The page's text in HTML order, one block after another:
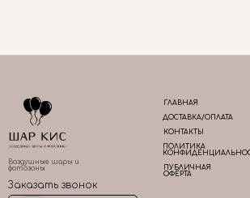
ГЛАВНАЯ
ДОСТАВКА/ОПЛАТА
КОНТАКТЫ
ПОЛИТИКА
ПУБЛИЧНАЯ
ОФЕРТА
Воздушные шары и
фотозоны
Заказать звонок